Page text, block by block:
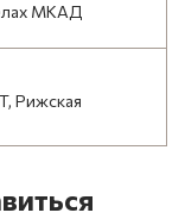
МКАД
Рижская